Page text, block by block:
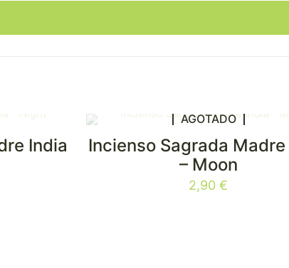
India
AGOTADO
Incienso Sagrada Madre
– Moon
2,90€